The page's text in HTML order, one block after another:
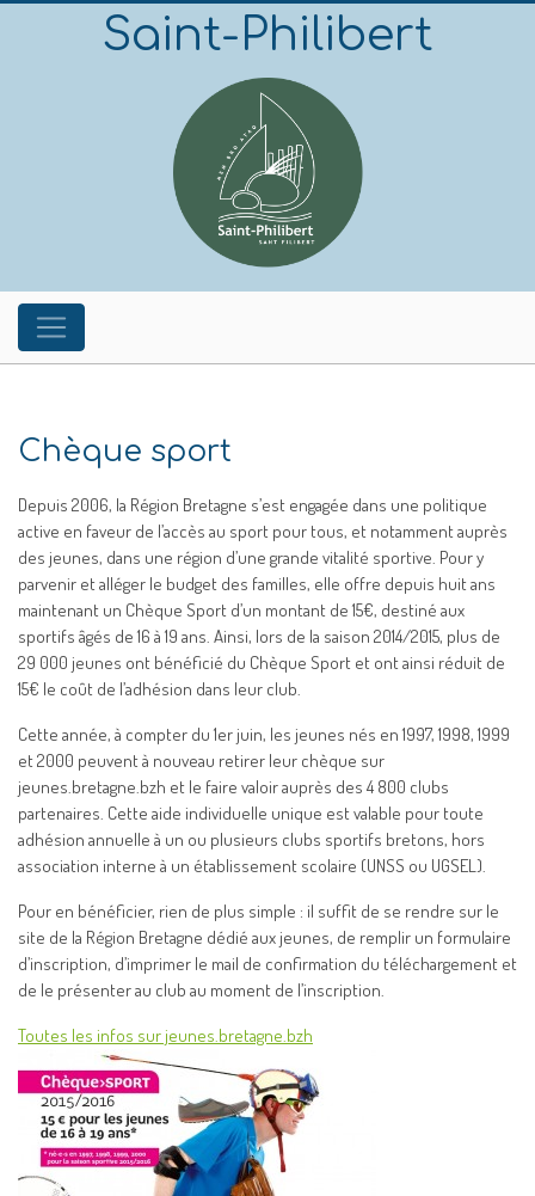
Saint-Philibert
Chèque sport
Depuis 2006, la Région Bretagne s’est engagée dans une politique
active en faveur de l’accès au sport pour tous, et notamment auprès
des jeunes, dans une région d’une grande vitalité sportive. Pour y
parvenir et alléger le budget des familles, elle offre depuis huit ans
maintenant un Chèque Sport d’un montant de 15€, destiné aux
sportifs âgés de 16 à 19 ans. Ainsi, lors de la saison 2014/2015, plus de
29 000 jeunes ont bénéficié du Chèque Sport et ont ainsi réduit de
15€ le coût de l’adhésion dans leur club.
Cette année, à compter du 1er juin, les jeunes nés en 1997, 1998, 1999
et 2000 peuvent à nouveau retirer leur chèque sur
jeunes.bretagne.bzh et le faire valoir auprès des 4 800 clubs
partenaires. Cette aide individuelle unique est valable pour toute
adhésion annuelle à un ou plusieurs clubs sportifs bretons, hors
association interne à un établissement scolaire (UNSS ou UGSEL).
Pour en bénéficier, rien de plus simple : il suffit de se rendre sur le
site de la Région Bretagne dédié aux jeunes, de remplir un formulaire
d’inscription, d’imprimer le mail de confirmation du téléchargement et
de le présenter au club au moment de l’inscription.
Toutes les infos sur jeunes.bretagne.bzh